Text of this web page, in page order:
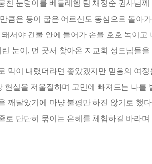
친 눈덩이를 베들레 헴 팀 채정순 권사님
큼은 등이 굽은 어르신도 동심으로 돌아
서야 건물 안에 들어가 손을 호호 녹이고
눈이, 먼 곳서 찾아온 지 교회 성도님들
막이 내렸더라면 좋았겠지만 믿음의 여정
현실을 저울질하며 고 민에 빠져드는 나를
깨달았기에 마냥 불평만 하진 않기로 했
로 단단히 묶이는 은혜를 체험하길 바라며